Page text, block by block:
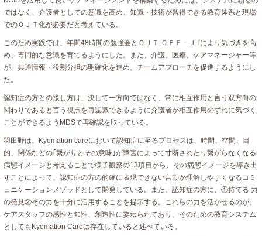
ではなく、介護者としての意識を高め、知識・技術が習得できる教育体系と現場
でのＯＪＴ化が必要だと考えている。
このため実践では、年間48時間の勉強会とＯＪＴ,ＯＦＦ－ＪTにより気づきを高
め、専門的な意識を育てるようにした。また、介護、医療、ケアマネージャー等
が、共通情報・役割分担の明確化を進め、チームアプローチを促進するようにし
た。
認知症の方との接し方は、決して一方向ではなく、常に相互作用と言う双方向の
関わりであると言う視点を再認識できるように介護者が相互作用のずれに気づく
ことができるようMDSで再確認を取っている。
羽田野は、Kyomation careにおいて認知症に至るプロセスは、時間、空間、目
的、関係などの｢繋がりとその意味｣が障害によって寸断されたり繋がらなくなる
病態イメージと考えることで様子観察の13項目から、その病態イメージを導き出
すことによって、認知症の方の的確に表現できない言動が理解しやすくなるコミ
ュニケーションメゾッドとして開発している。また、認知症の方に、①持てる 力
の発見②その力を十分に活用することを提示する。これらの力を活かせるのが、
ケアスタッフの感性と知性、創造性に委ねられており、そのための教育システム
としてもKyomation Careは存在していると述べている。